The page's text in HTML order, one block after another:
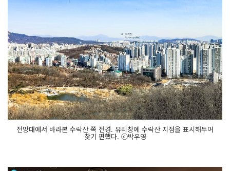
전망대에서 바라본 수락산 쪽 전경. 유리창에 수락산 지점을 표시해두어
찾기 편했다. ⓒ박우영